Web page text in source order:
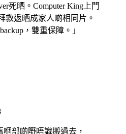
死晒。Computer King上門
救返晒成家人啲相同片。
，雙重保障。 」
嗰部啲嘢唔識搬過去，